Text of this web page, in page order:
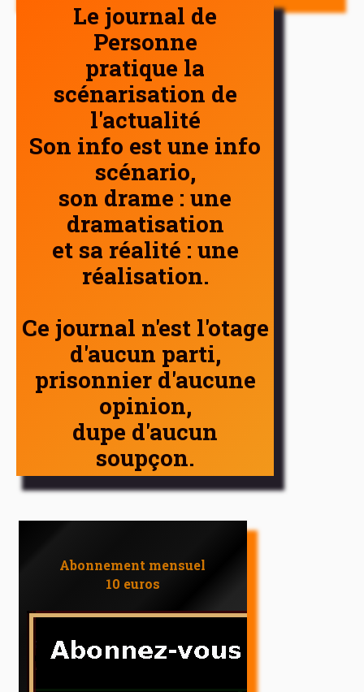
Le journal de
Personne
pratique la
scénarisation de
l'actualité
Son info est une info
scénario,
son drame : une
dramatisation
et sa réalité : une
réalisation.
Ce journal n'est l'otage
d'aucun parti,
prisonnier d'aucune
opinion,
dupe d'aucun
soupçon.
Abonnement mensuel
10 euros